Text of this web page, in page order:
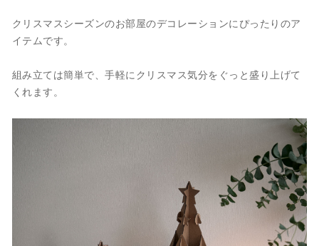
クリスマスシーズンのお部屋のデコレーションにぴったりのア
イテムです。
組み立ては簡単で、手軽にクリスマス気分をぐっと盛り上げて
くれます。